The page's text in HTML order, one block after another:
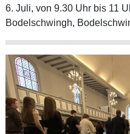
6. Juli, von 9.30 Uhr bis 11
Bodelschwingh,